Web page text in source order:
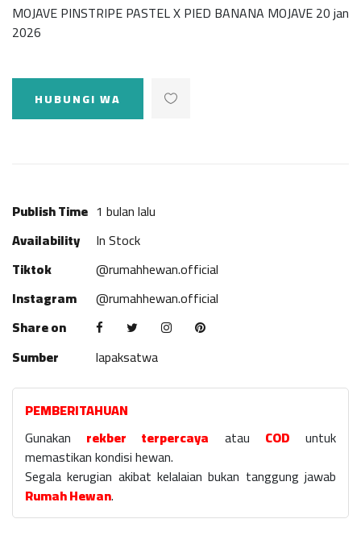
MOJAVE PINSTRIPE PASTEL X PIED BANANA MOJAVE 20 jan
2026
HUBUNGI WA
Publish Time 1 bulan lalu
Availability
In Stock
Tiktok
@rumahhewan.official
Instagram
@rumahhewan.official
Share on
Sumber
lapaksatwa
PEMBERITAHUAN
Gunakan rekber terpercaya atau COD untuk
memastikan kondisi hewan.
Segala kerugian akibat kelalaian bukan tanggung jawab
Rumah Hewan.